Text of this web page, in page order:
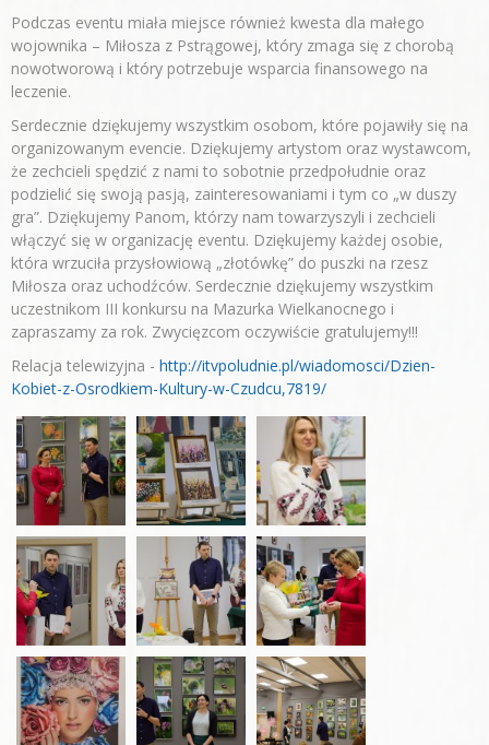
Podczas eventu miała miejsce również kwesta dla małego
wojownika – Miłosza z Pstrągowej, który zmaga się z chorobą
nowotworową i który potrzebuje wsparcia finansowego na
leczenie.
Serdecznie dziękujemy wszystkim osobom, które pojawiły się na
organizowanym evencie. Dziękujemy artystom oraz wystawcom,
że zechcieli spędzić z nami to sobotnie przedpołudnie oraz
podzielić się swoją pasją, zainteresowaniami i tym co „w duszy
gra”. Dziękujemy Panom, którzy nam towarzyszyli i zechcieli
włączyć się w organizację eventu. Dziękujemy każdej osobie,
która wrzuciła przysłowiową „złotówkę” do puszki na rzesz
Miłosza oraz uchodźców. Serdecznie dziękujemy wszystkim
uczestnikom III konkursu na Mazurka Wielkanocnego i
zapraszamy za rok. Zwycięzcom oczywiście gratulujemy!!!
Relacja telewizyjna - http://itvpoludnie.pl/wiadomosci/Dzien-
Kobiet-z-Osrodkiem-Kultury-w-Czudcu,7819/